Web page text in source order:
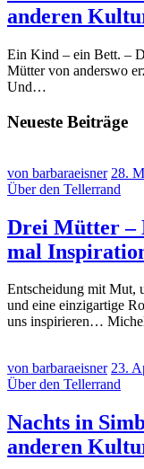
anderen
Ein Kind – ein Bett. –
Mütter von anderswo
Und…
Neueste Beiträge
von barbaraeisner 28.
Über den Tellerrand
Drei Mütter –
mal
Entscheidung mit Mut,
und eine einzigartige
uns inspirieren…
von barbaraeisner 23.
Über den Tellerrand
Nachts in
anderen